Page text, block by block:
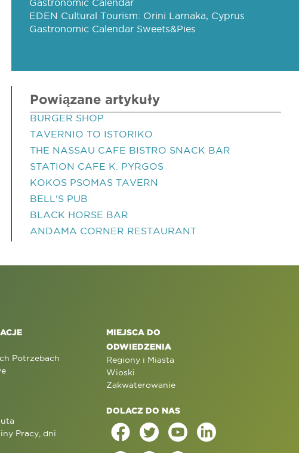
Gastronomic Calendar
EDEN Cultural Tourism: Orini Larnaka, Cyprus
Gastronomic Calendar Sweets&Pies
Powiązane artykuły
BURGER SHOP
TAVERNIO TO ISTORIKO
THE NASSAU CAFE BISTRO SNACK BAR
STATION CAFE K. PYRGOS
KOKOS PSOMAS TAVERN
BELL'S PUB
BLACK HORSE BAR
ANDAMA CORNER RESTAURANT
Potrzebach
Pracy, dni
MIEJSCA DO
ODWIEDZENIA
Regiony i Miasta
Wioski
Zakwaterowanie
DOLACZ DO NAS